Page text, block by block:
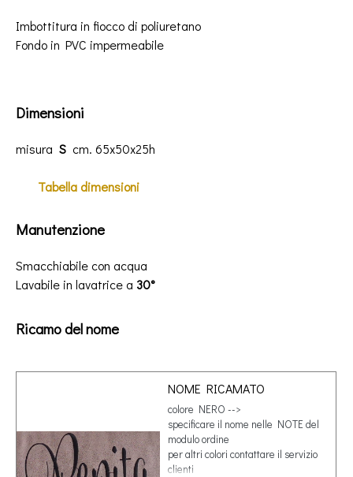
Imbottitura in fiocco di poliuretano
Fondo in PVC impermeabile
Dimensioni
misura S cm. 65x50x25h
Tabelladimensioni
Manutenzione
Smacchiabile con acqua
Lavabile in lavatrice a 30°
Ricamo del nome
NOME RICAMATO
colore NERO -->
specificare il nome nelle NOTE del
modulo ordine
per altri colori contattare il servizio
clienti